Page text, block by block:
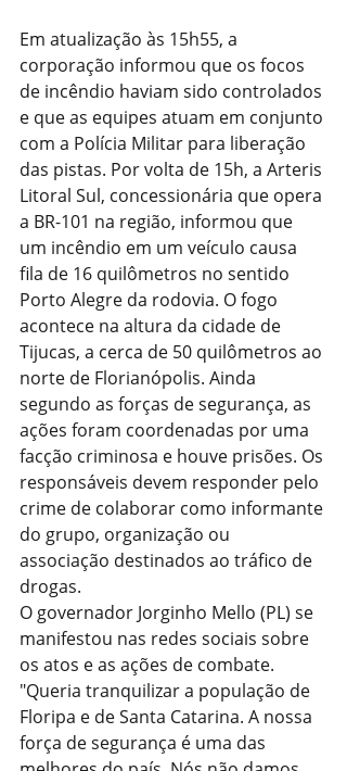
Em atualização às 15h55, a
corporação informou que os focos
de incêndio haviam sido controlados
e que as equipes atuam em conjunto
com a Polícia Militar para liberação
das pistas. Por volta de 15h, a Arteris
Litoral Sul, concessionária que opera
a BR-101 na região, informou que
um incêndio em um veículo causa
fila de 16 quilômetros no sentido
Porto Alegre da rodovia. O fogo
acontece na altura da cidade de
Tijucas, a cerca de 50 quilômetros ao
norte de Florianópolis. Ainda
segundo as forças de segurança, as
ações foram coordenadas por uma
facção criminosa e houve prisões. Os
responsáveis devem responder pelo
crime de colaborar como informante
do grupo, organização ou
associação destinados ao tráfico de
drogas.
O governador Jorginho Mello (PL) se
manifestou nas redes sociais sobre
os atos e as ações de combate.
"Queria tranquilizar a população de
Floripa e de Santa Catarina. A nossa
força de segurança é uma das